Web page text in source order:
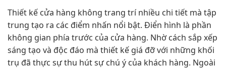
Thiết kế cửa hàng không trang trí nhiều chi tiết mà tập
trung tạo ra các điểm nhấn nổi bật. Điển hình là phần
không gian phía trước của cửa hàng. Nhờ cách sắp xếp
sáng tạo và độc đáo mà thiết kế giá đỡ với những khối
trụ đã thực sự thu hút sự chú ý của khách hàng. Ngoài